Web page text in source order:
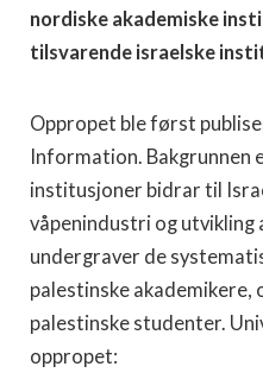
nordiske akademiske
tilsvarende israelske
Oppropet ble først
Information. Bakgrunnen
institusjoner bidrar til
våpenindustri og utvikling
undergraver de
palestinske
palestinske studenter.
oppropet: